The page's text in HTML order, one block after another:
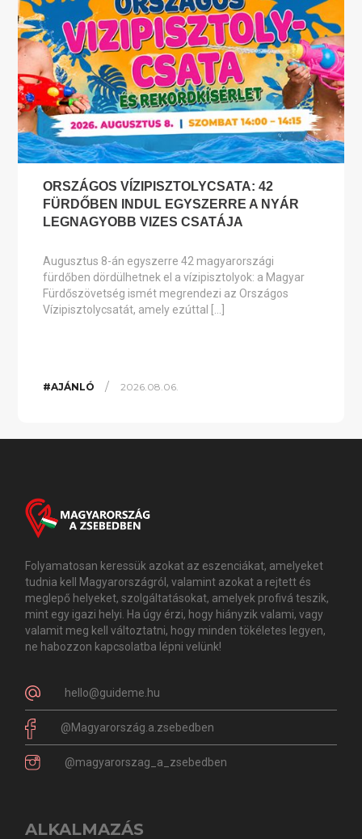
ORSZÁGOS VÍZIPISZTOLYCSATA: 42
FÜRDŐBEN INDUL EGYSZERRE A NYÁR
LEGNAGYOBB VIZES CSATÁJA
Augusztus 8-án egyszerre 42 magyarországi
fürdőben dördülhetnek el a vízipisztolyok: a Magyar
Fürdőszövetség ismét megrendezi az Országos
Vízipisztolycsatát, amely ezúttal […]
#AJÁNLÓ / 2026.08.06.
Folyamatosan keressük azokat az eszenciákat, amelyeket
tudnia kell Magyarországról, valamint azokat a rejtett és
meglepő helyeket, szolgáltatásokat, amelyek profivá teszik,
mint egy igazi helyi. Ha úgy érzi, hogy hiányzik valami, vagy
valamit meg kell változtatni, hogy minden tökéletes legyen,
ne habozzon kapcsolatba lépni velünk!
hello@guideme.hu
@Magyarország.a.zsebedben
@magyarorszag_a_zsebedben
ALKALMAZÁS